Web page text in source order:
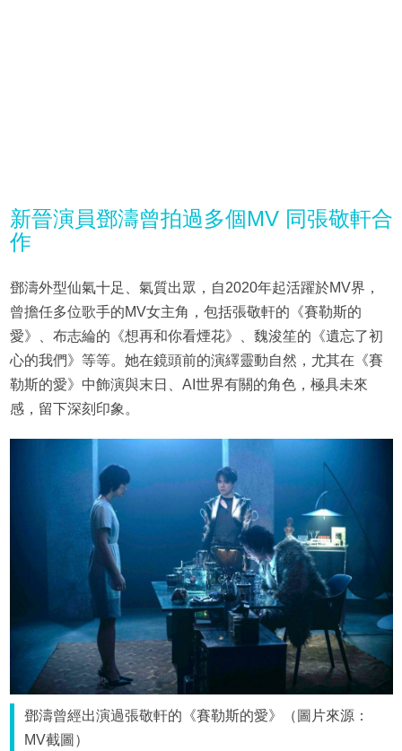
新晉演員鄧濤曾拍過多個MV 同張敬軒合
作
鄧濤外型仙氣十足、氣質出眾，自2020年起活躍於MV界，
曾擔任多位歌手的MV女主角，包括張敬軒的《賽勒斯的
愛》、布志綸的《想再和你看煙花》、魏浚笙的《遺忘了初
心的我們》等等。她在鏡頭前的演繹靈動自然，尤其在《賽
勒斯的愛》中飾演與末日、AI世界有關的角色，極具未來
感，留下深刻印象。
鄧濤曾經出演過張敬軒的《賽勒斯的愛》（圖片來源：
MV截圖）